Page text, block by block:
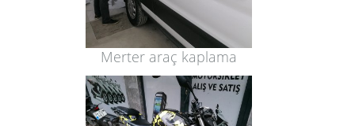
Merter araç kaplama